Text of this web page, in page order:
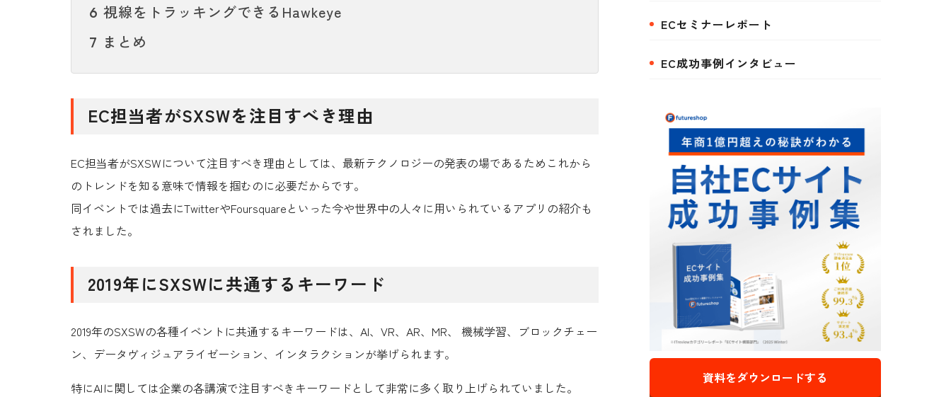
6 視線をトラッキングできるHawkeye
7 まとめ
EC担当者がSXSWを注目すべき理由
EC担当者がSXSWについて注目すべき理由としては、最新テクノロジーの発表の場であるためこれから
のトレンドを知る意味で情報を掴むのに必要だからです。
同イベントでは過去にTwitterやFoursquareといった今や世界中の人々に用いられているアプリの紹介も
されました。
2019年にSXSWに共通するキーワード
2019年のSXSWの各種イベントに共通するキーワードは、AI、VR、AR、MR、 機械学習、ブロックチェー
ン、データヴィジュアライゼーション、インタラクションが挙げられます。
特にAIに関しては企業の各講演で注目すべきキーワードとして非常に多く取り上げられていました。
ECセミナーレポート
EC成功事例インタビュー
資料をダウンロードする